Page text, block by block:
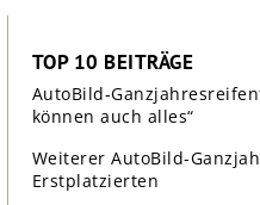
TOP 10 BEITRÄGE
AutoBild-
können auch alles“
Weiterer AutoBild-
Erstplatzierten